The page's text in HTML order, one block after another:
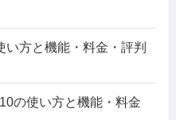
方と機能・料金・評判
の使い方と機能・料金